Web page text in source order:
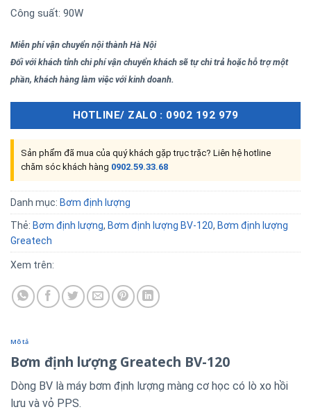
Công suất: 90W
Miễn phí vận chuyển nội thành Hà Nội
Đối với khách tỉnh chi phí vận chuyển khách sẽ tự chi trả hoặc hỗ trợ một
phần, khách hàng làm việc với kinh doanh.
HOTLINE/ ZALO : 0902 192 979
Sản phẩm đã mua của quý khách gặp trục trặc? Liên hệ hotline
chăm sóc khách hàng 0902.59.33.68
Danh mục: Bơm định lượng
Thẻ: Bơm định lượng, Bơm định lượng BV-120, Bơm định lượng
Greatech
Xem trên:
Mô tả
Bơm định lượng Greatech BV-120
Dòng BV là máy bơm định lượng màng cơ học có lò xo hồi
lưu và vỏ PPS.